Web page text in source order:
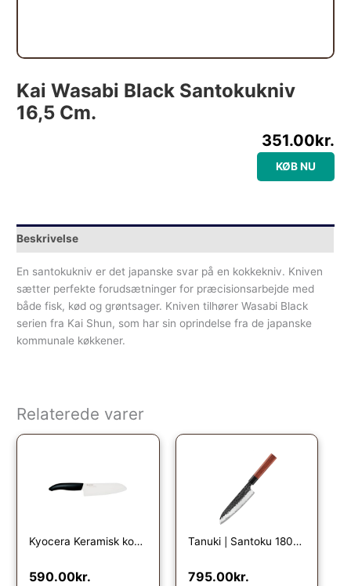
Kai Wasabi Black Santokukniv
16,5 Cm.
351.00kr.
KØB NU
Beskrivelse
En santokukniv er det japanske svar på en kokkekniv. Kniven
sætter perfekte forudsætninger for præcisionsarbejde med
både fisk, kød og grøntsager. Kniven tilhører Wasabi Black
serien fra Kai Shun, som har sin oprindelse fra de japanske
kommunale køkkener.
Relaterede varer
Kyocera Keramisk kokkekniv i hvid, 16cm
590.00kr.
Tanuki | Santoku 180mm | Japansk kokkekniv
795.00kr.